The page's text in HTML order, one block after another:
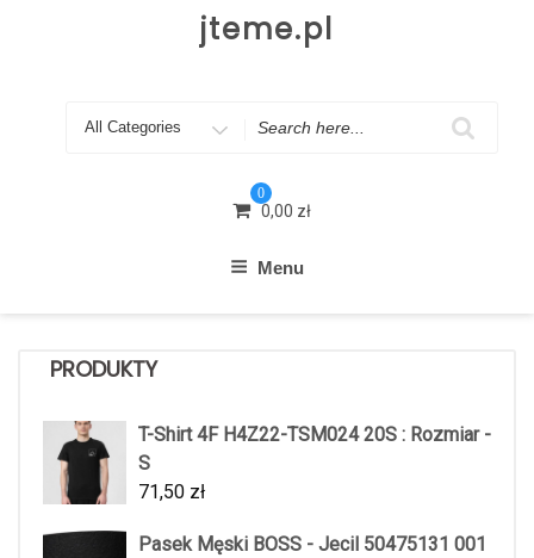
jteme.pl
Search
0
0,00 zł
Menu
PRODUKTY
T-Shirt 4F H4Z22-TSM024 20S : Rozmiar -
S
71,50 zł
Pasek Męski BOSS - Jecil 50475131 001